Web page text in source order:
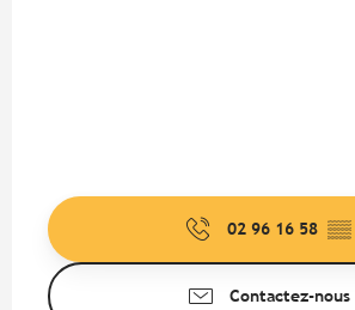
02 96 16 58 ▒▒
Contactez-nous